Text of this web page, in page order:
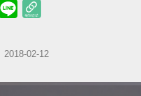
2018-02-12